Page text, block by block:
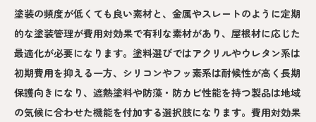
塗装の頻度が低くても良い素材と、金属やスレートのように定期
的な塗装管理が費用対効果で有利な素材があり、屋根材に応じた
最適化が必要になります。塗料選びではアクリルやウレタン系は
初期費用を抑える一方、シリコンやフッ素系は耐候性が高く長期
保護向きになり、遮熱塗料や防藻・防カビ性能を持つ製品は地域
の気候に合わせた機能を付加する選択肢になります。費用対効果